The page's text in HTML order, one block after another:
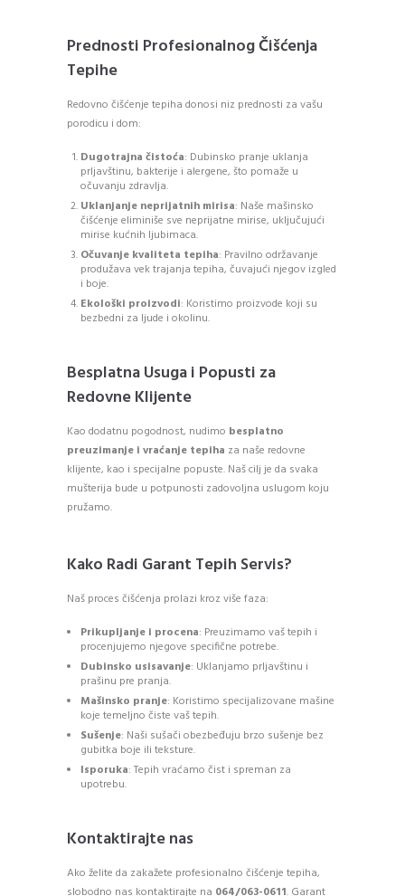
Prednosti Profesionalnog Čišćenja
Tepihe
Redovno čišćenje tepiha donosi niz prednosti za vašu
porodicu i dom:
Dugotrajna čistoća: Dubinsko pranje uklanja
prljavštinu, bakterije i alergene, što pomaže u
očuvanju zdravlja.
Uklanjanje neprijatnih mirisa: Naše mašinsko
čišćenje eliminiše sve neprijatne mirise, uključujući
mirise kućnih ljubimaca.
Očuvanje kvaliteta tepiha: Pravilno održavanje
produžava vek trajanja tepiha, čuvajući njegov izgled
i boje.
Ekološki proizvodi: Koristimo proizvode koji su
bezbedni za ljude i okolinu.
Besplatna Usuga i Popusti za
Redovne Klijente
Kao dodatnu pogodnost, nudimo besplatno
preuzimanje i vraćanje tepiha za naše redovne
klijente, kao i specijalne popuste. Naš cilj je da svaka
mušterija bude u potpunosti zadovoljna uslugom koju
pružamo.
Kako Radi Garant Tepih Servis?
Naš proces čišćenja prolazi kroz više faza:
Prikupljanje i procena: Preuzimamo vaš tepih i
procenjujemo njegove specifične potrebe.
Dubinsko usisavanje: Uklanjamo prljavštinu i
prašinu pre pranja.
Mašinsko pranje: Koristimo specijalizovane mašine
koje temeljno čiste vaš tepih.
Sušenje: Naši sušači obezbeđuju brzo sušenje bez
gubitka boje ili teksture.
Isporuka: Tepih vraćamo čist i spreman za
upotrebu.
Kontaktirajte nas
Ako želite da zakažete profesionalno čišćenje tepiha,